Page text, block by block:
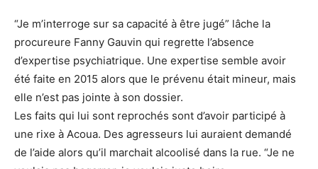
“Je m’interroge sur sa capacité à être jugé” lâche la
procureure Fanny Gauvin qui regrette l’absence
d’expertise psychiatrique. Une expertise semble avoir
été faite en 2015 alors que le prévenu était mineur, mais
elle n’est pas jointe à son dossier.
Les faits qui lui sont reprochés sont d’avoir participé à
une rixe à Acoua. Des agresseurs lui auraient demandé
de l’aide alors qu’il marchait alcoolisé dans la rue. “Je ne